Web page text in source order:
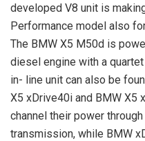
developed V8 unit is
Performance model also
The BMW X5 M50d is
diesel engine with a
in- line unit can also be
X5 xDrive40i and BMW X5
channel their power
transmission, while BMW